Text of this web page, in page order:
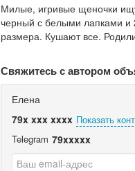
Милые, игривые щеночки
черный с белыми лапками и
размера. Кушают все.
Свяжитесь с автором
Елена
79x xxx xxxx Показать
Telegram 79xxxxx